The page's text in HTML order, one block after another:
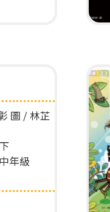
圖 / 林芷
年級